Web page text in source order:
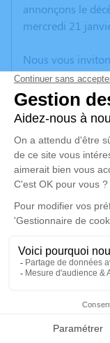
Faire-part
annonçons le
mercredi 21
Nous vous
vos
anecdote ou
poèmes ou des
d'expression
SINGEZ.
Un service de
disponible ici.
Cérémonie
Église
62840 Lorgies